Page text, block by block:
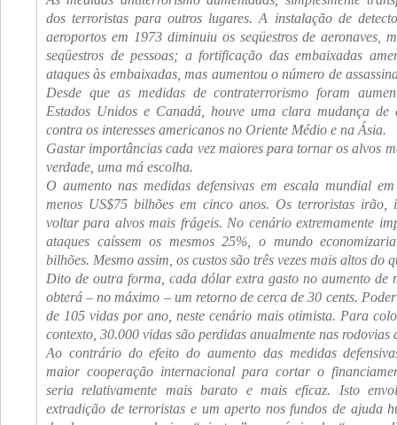
dos terroristas para outros lugares. A instalação de
aeroportos em 1973 diminuiu os seqüestros de aeronaves,
seqüestros de pessoas; a fortificação das embaixadas
ataques às embaixadas, mas aumentou o número de
Desde que as medidas de contraterrorismo foram
Estados Unidos e Canadá, houve uma clara mudança de
contra os interesses americanos no Oriente Médio e na Ásia.
Gastar importâncias cada vez maiores para tornar os alvos
verdade, uma má escolha.
O aumento nas medidas defensivas em escala mundial
menos US$75 bilhões em cinco anos. Os terroristas irão,
voltar para alvos mais frágeis. No cenário extremamente
ataques caíssem os mesmos 25%, o mundo
bilhões. Mesmo assim, os custos são três vezes mais altos do
Dito de outra forma, cada dólar extra gasto no aumento de
obterá – no máximo – um retorno de cerca de 30 cents.
de 105 vidas por ano, neste cenário mais otimista. Para
contexto, 30.000 vidas são perdidas anualmente nas rodovias
Ao contrário do efeito do aumento das medidas
maior cooperação internacional para cortar o
seria relativamente mais barato e mais eficaz. Isto
extradição de terroristas e um aperto nos fundos de ajuda